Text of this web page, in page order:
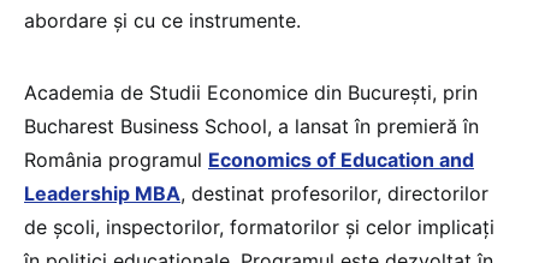
abordare şi cu ce instrumente.
Academia de Studii Economice din București, prin
Bucharest Business School, a lansat în premieră în
România programul Economics of Education and
Leadership MBA, destinat profesorilor, directorilor
de școli, inspectorilor, formatorilor și celor implicați